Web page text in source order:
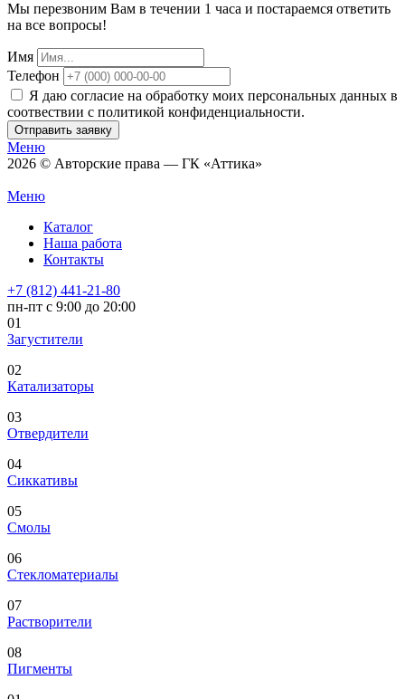
Мы перезвоним Вам в течении 1 часа и постараемся ответить
на все вопросы!
Имя
Телефон
Я даю согласие на обработку моих персональных данных в
соотвествии с политикой конфиденциальности.
Отправить заявку
Меню
2026 © Авторские права — ГК «Аттика»
Меню
Каталог
Наша работа
Контакты
+7 (812) 441-21-80
пн-пт с 9:00 до 20:00
01
Загустители
02
Катализаторы
03
Отвердители
04
Сиккативы
05
Смолы
06
Стекломатериалы
07
Растворители
08
Пигменты